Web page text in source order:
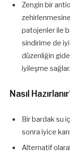
Zengin bir
patojenler ile
sindirime de
düzenliğin
iyileşme sağlar.
Nasıl
Bir bardak su
sonra iyice
Alternatif